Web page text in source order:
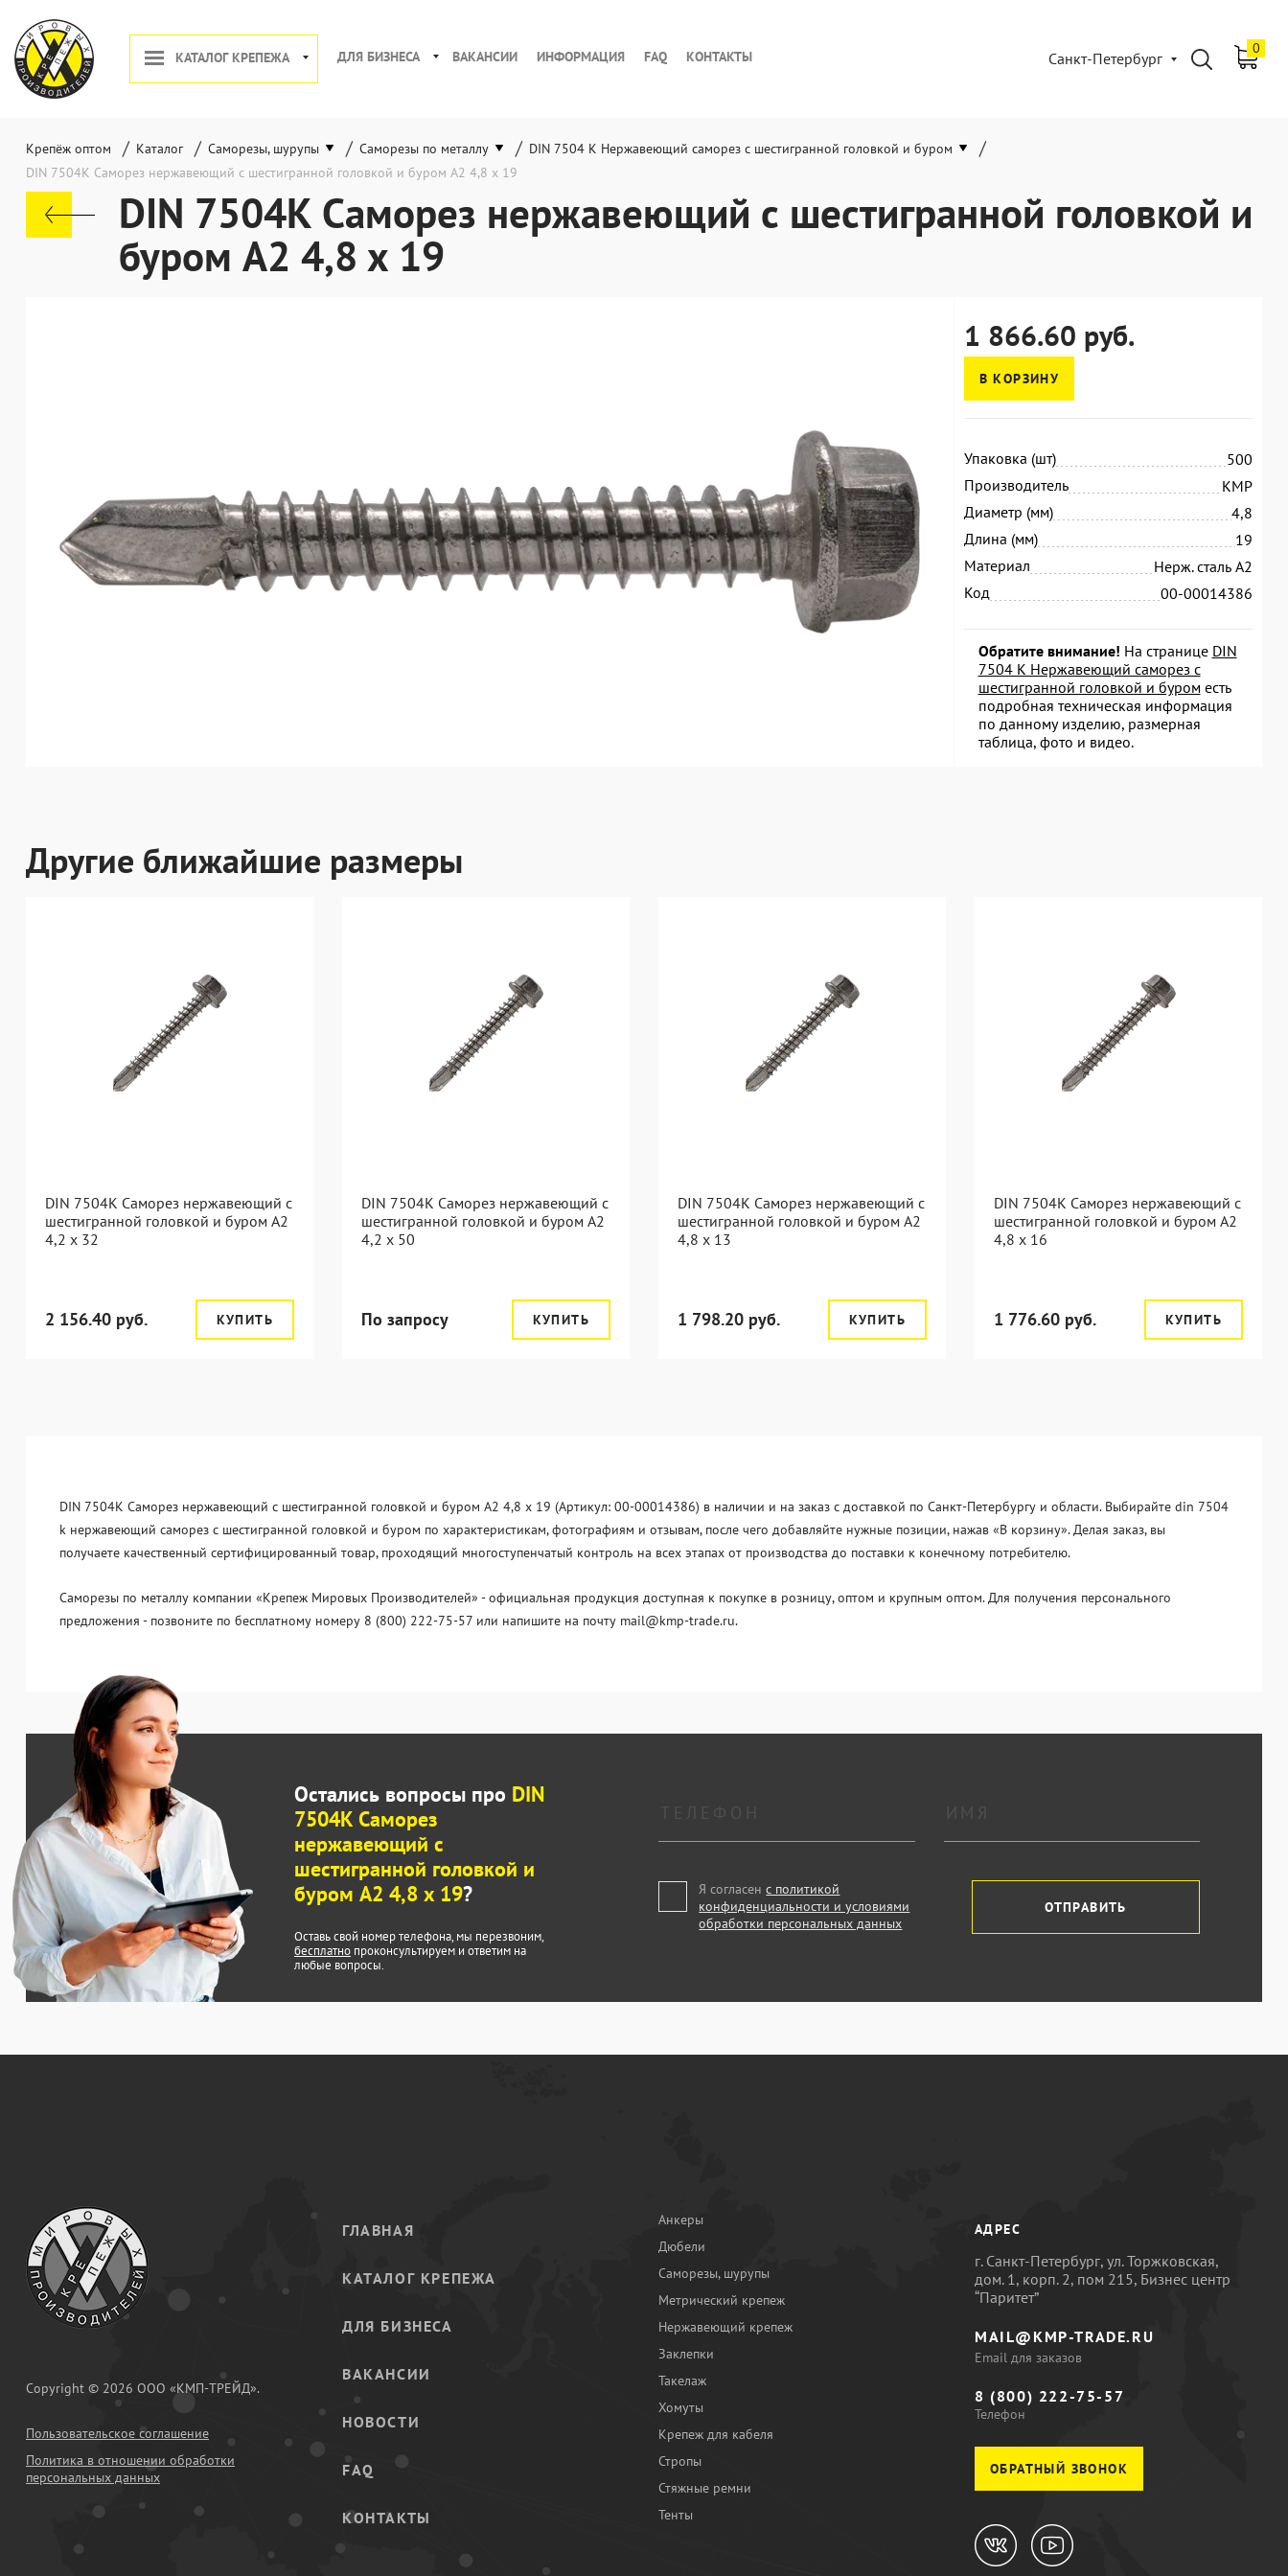
КАТАЛОГ КРЕПЕЖА ДЛЯ БИЗНЕСА ВАКАНСИИ ИНФОРМАЦИЯ FAQ КОНТАКТЫ Санкт-Петербург
0
Крепёж оптом / Каталог / Саморезы, шурупы / Саморезы по металлу / DIN 7504 K Нержавеющий саморез с шестигранной головкой и буром /
DIN 7504K Саморез нержавеющий с шестигранной головкой и буром A2 4,8 x 19
DIN 7504K Саморез нержавеющий с шестигранной головкой и
буром A2 4,8 x 19
1 866.60 руб.
В КОРЗИНУ
Упаковка (шт)
500
Производитель
KMP
Диаметр (мм)
4,8
Длина (мм)
19
Материал
Нерж. сталь А2
Код
00-00014386
Обратите внимание! На странице DIN
7504 K Нержавеющий саморез с
шестигранной головкой и буроместь
подробная техническая информация
по данному изделию, размерная
таблица, фото и видео.
Другие ближайшие размеры
DIN 7504K Саморез нержавеющий с
шестигранной головкой и буром A2
4,2 x 32
2 156.40 руб. КУПИТЬ
DIN 7504K Саморез нержавеющий с
шестигранной головкой и буром A2
4,2 x 50
По запросу КУПИТЬ
DIN 7504K Саморез нержавеющий с
шестигранной головкой и буром A2
4,8 x 13
1 798.20 руб. КУПИТЬ
DIN 7504K Саморез нержавеющий с
шестигранной головкой и буром A2
4,8 x 16
1 776.60 руб. КУПИТЬ
DIN 7504K Саморез нержавеющий с шестигранной головкой и буром A2 4,8 x 19 (Артикул: 00-00014386) в наличии и на заказ с доставкой по Санкт-Петербургу и области. Выбирайте din 7504
k нержавеющий саморез с шестигранной головкой и буром по характеристикам, фотографиям и отзывам, после чего добавляйте нужные позиции, нажав «В корзину». Делая заказ, вы
получаете качественный сертифицированный товар, проходящий многоступенчатый контроль на всех этапах от производства до поставки к конечному потребителю.
Саморезы по металлу компании «Крепеж Мировых Производителей» - официальная продукция доступная к покупке в розницу, оптом и крупным оптом. Для получения персонального
предложения - позвоните по бесплатному номеру 8 (800) 222-75-57 или напишите на почту mail@kmp-trade.ru.
Остались вопросы про DIN
7504K Саморез
нержавеющий с
шестигранной головкой и
буром A2 4,8 x 19?
Оставь свой номер телефона, мы перезвоним,
бесплатно проконсультируем и ответим на
любые вопросы.
Я согласенс политикой
конфиденциальности и условиями
обработки персональных данных
ОТПРАВИТЬ
Copyright © 2026 ООО «КМП-ТРЕЙД».
Пользовательское соглашение
Политика в отношении обработки
персональных данных
ГЛАВНАЯ
КАТАЛОГ КРЕПЕЖА
ДЛЯ БИЗНЕСА
ВАКАНСИИ
НОВОСТИ
FAQ
КОНТАКТЫ
Анкеры
Дюбели
Саморезы, шурупы
Метрический крепеж
Нержавеющий крепеж
Заклепки
Такелаж
Хомуты
Крепеж для кабеля
Стропы
Стяжные ремни
Тенты
АДРЕС
г. Санкт-Петербург, ул. Торжковская,
дом. 1, корп. 2, пом 215, Бизнес центр
“Паритет”
MAIL@KMP-TRADE.RU
Email для заказов
8 (800) 222-75-57
Телефон
ОБРАТНЫЙ ЗВОНОК